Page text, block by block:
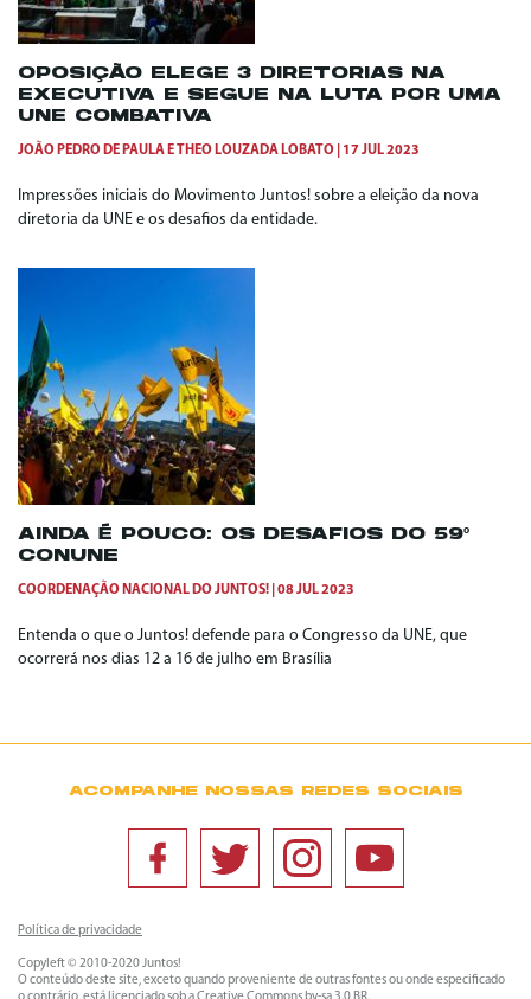
OPOSIÇÃO ELEGE 3 DIRETORIAS NA
EXECUTIVA E SEGUE NA LUTA POR UMA
UNE COMBATIVA
JOÃO PEDRO DE PAULA ETHEO LOUZADA LOBATO 17 JUL 2023
Impressões iniciais do Movimento Juntos! sobre a eleição da nova
diretoria da UNE e os desafios da entidade.
AINDA É POUCO: OS DESAFIOS DO 59º
CONUNE
COORDENAÇÃO NACIONAL DO JUNTOS! 08 JUL 2023
Entenda o que o Juntos! defende para o Congresso da UNE, que
ocorrerá nos dias 12 a 16 de julho em Brasília
ACOMPANHE NOSSAS REDES SOCIAIS
Política de privacidade
Copyleft © 2010-2020 Juntos!
O conteúdo deste site, exceto quando proveniente de outras fontes ou onde especificado